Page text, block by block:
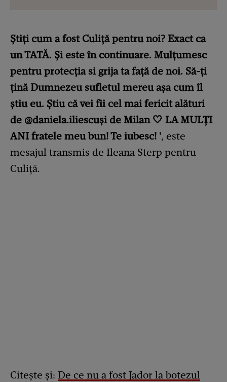
Știți cum a fost Culiță pentru noi? Exact ca
un TATĂ. Și este în continuare. Mulțumesc
pentru protecția si grija ta față de noi. Să-ți
țină Dumnezeu sufletul mereu așa cum îl
știu eu. Știu că vei fii cel mai fericit alături
de @daniela.iliescuși de Milan 🤍 LA MULȚI
ANI fratele meu bun! Te iubesc! ', este
mesajul transmis de Ileana Sterp pentru
Culiță.
Citește și: De ce nu a fost Jador la botezul